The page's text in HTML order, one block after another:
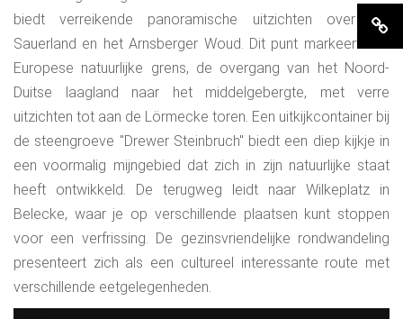
biedt verreikende panoramische uitzichten over het
Sauerland en het Arnsberger Woud. Dit punt markeert een
Europese natuurlijke grens, de overgang van het Noord-
Duitse laagland naar het middelgebergte, met verre
uitzichten tot aan de Lörmecke toren. Een uitkijkcontainer bij
de steengroeve "Drewer Steinbruch" biedt een diep kijkje in
een voormalig mijngebied dat zich in zijn natuurlijke staat
heeft ontwikkeld. De terugweg leidt naar Wilkeplatz in
Belecke, waar je op verschillende plaatsen kunt stoppen
voor een verfrissing. De gezinsvriendelijke rondwandeling
presenteert zich als een cultureel interessante route met
verschillende eetgelegenheden.